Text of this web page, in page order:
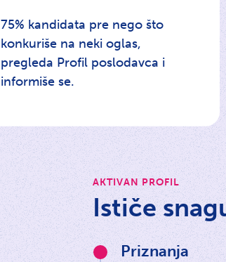
75% kandidata pre nego što
konkuriše na neki oglas,
pregleda Profil poslodavca i
informiše se.
AKTIVAN PROFIL
Ističe
Priznanja